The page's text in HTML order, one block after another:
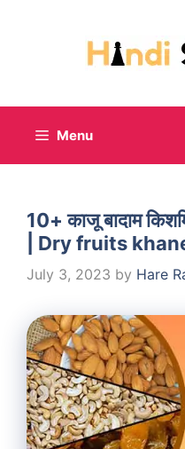
Menu
10+ काजू बादाम
| Dry fruits
July 3, 2023 by Hare